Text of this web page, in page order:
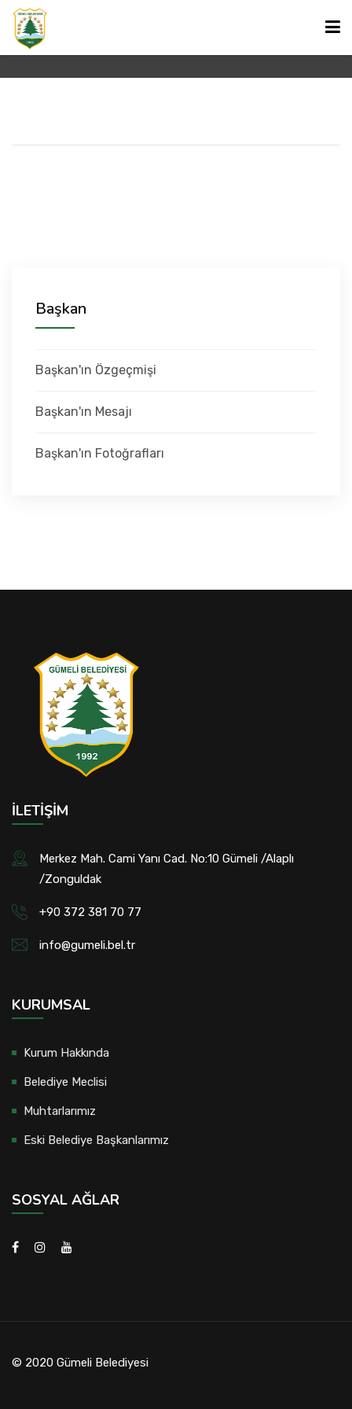
ANA SAYFA
GÜMELİ HAKKINDA
İLETIŞIM
Başkan
Başkan'ın Özgeçmişi
Başkan'ın Mesajı
Başkan'ın Fotoğrafları
İLETIŞIM
Merkez Mah. Cami Yanı Cad. No:10 Gümeli /Alaplı
/Zonguldak
+90 372 381 70 77
info@gumeli.bel.tr
KURUMSAL
Kurum Hakkında
Belediye Meclisi
Muhtarlarımız
Eski Belediye Başkanlarımız
SOSYAL AĞLAR
© 2020 Gümeli Belediyesi